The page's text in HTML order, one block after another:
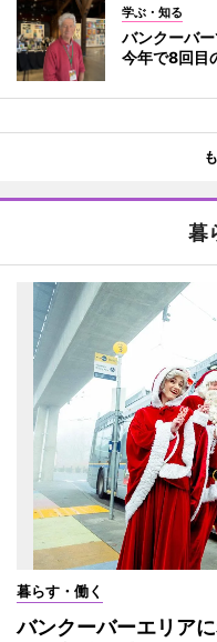
学ぶ・知る
バンクーバ
今年で8回目
暮
暮らす・働く
バンクーバーエリア